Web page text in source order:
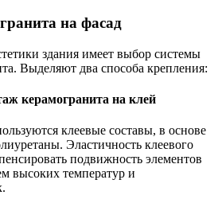
на фасад
здания имеет выбор системы
Выделяют два способа крепления:
керамогранита на клей
клеевые составы, в основе
Эластичность клеевого
подвижность элементов
высоких температур и